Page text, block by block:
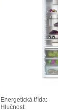
Energetická třída:
Hlučnost: